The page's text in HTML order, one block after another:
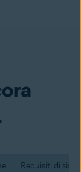
Requisiti di